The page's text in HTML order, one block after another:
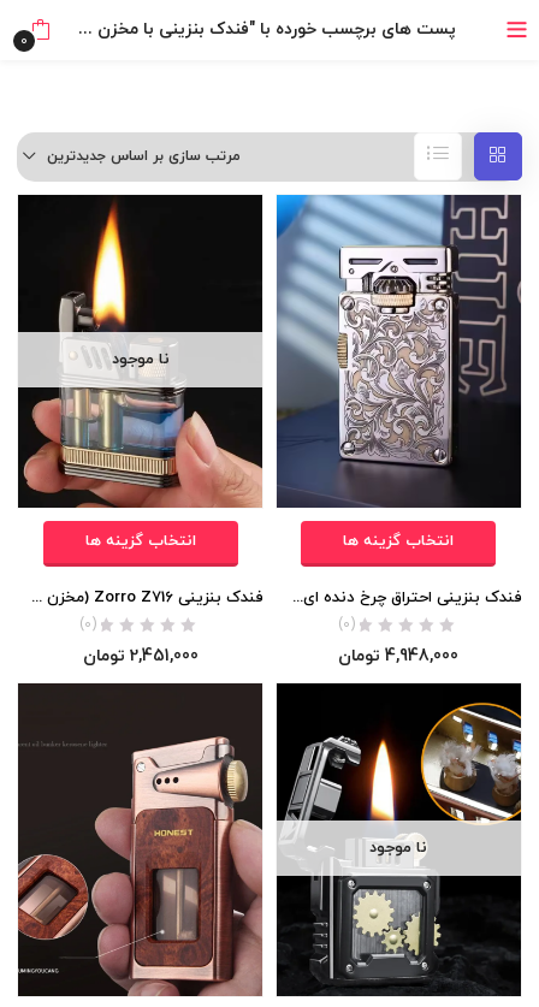
خرید قسطی با ترب‌پی پست های برچسب خورده با "فندک بنزینی با مخزن شیشه ای" 0
مرتب سازی بر اساس جدیدترین
انتخاب گزینه ها
فندک بنزینی احتراق چرخ دنده ای برند Chief اورجینال
(0)
4,948,000 تومان
نا موجود
انتخاب گزینه ها
فندک بنزینی Zorro Z716 (مخزن شیشه ای) اورجینال
(0)
2,451,000 تومان
نا موجود